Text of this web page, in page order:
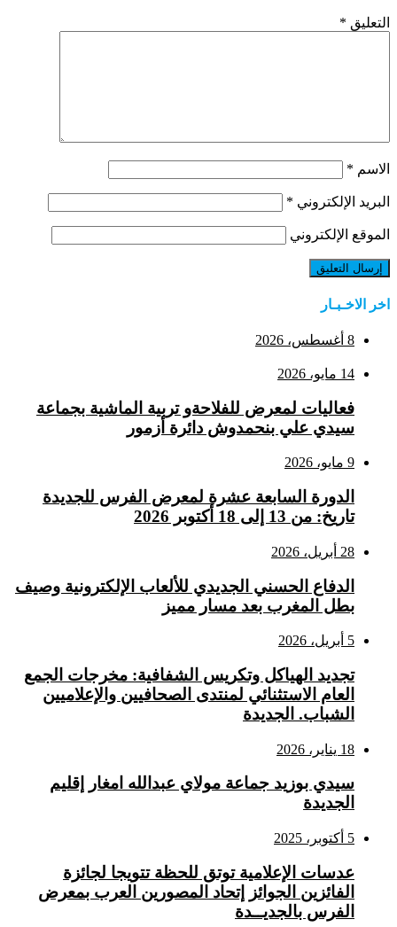
التعليق *
الاسم *
البريد الإلكتروني *
الموقع الإلكتروني
اخر الاخـبـار
8 أغسطس، 2026
14 مايو، 2026
فعاليات لمعرض للفلاحةو تربية الماشية بجماعة
سيدي علي بنحمدوش دائرة أزمور
9 مايو، 2026
الدورة السابعة عشرة لمعرض الفرس للجديدة
تاريخ: من 13 إلى 18 أكتوبر 2026
28 أبريل، 2026
الدفاع الحسني الجديدي للألعاب الإلكترونية وصيف
بطل المغرب بعد مسار مميز
5 أبريل، 2026
تجديد الهياكل وتكريس الشفافية: مخرجات الجمع
العام الاستثنائي لمنتدى الصحافيين والإعلاميين
الشباب. الجديدة
18 يناير، 2026
سيدي بوزيد جماعة مولاي عبدالله امغار إقليم
الجديدة
5 أكتوبر، 2025
عدسات الإعلامية توتق للحظة تتويجا لجائزة
الفائزين الجوائز إتحاد المصورين العرب بمعرض
الفرس بالجديــدة